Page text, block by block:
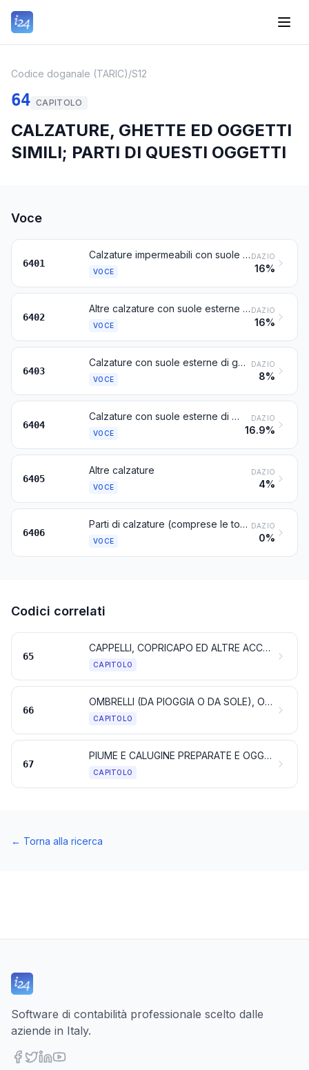
Codice doganale (TARIC)/S12
64 CAPITOLO
CALZATURE, GHETTE ED OGGETTI
SIMILI; PARTI DI QUESTI OGGETTI
Voce
6401
Calzature impermeabili con suole esterne e tomaie di gomma o di materia plastica, la cui tomaia non è stata né unita alla suola esterna mediante cucitura o con ribadini, chiodi, viti, naselli o dispositivi simili, né formata da differenti pezzi uniti con questi stessi procedimenti
VOCE
DAZIO
16%
6402
Altre calzature con suole esterne e tomaie di gomma o di materia plastica
VOCE
DAZIO
16%
6403
Calzature con suole esterne di gomma, di materia plastica, di cuoio naturale o ricostituito e con tomaie di cuoio naturale
VOCE
DAZIO
8%
6404
Calzature con suole esterne di gomma, di materia plastica, di cuoio naturale o ricostituito e con tomaie di materie tessili
VOCE
DAZIO
16.9%
6405
Altre calzature
VOCE
DAZIO
4%
6406
Parti di calzature (comprese le tomaie fissate a suole diverse dalle suole esterne); suole interne amovibili, tallonetti ed oggetti simili amovibili; ghette, gambali ed oggetti simili, e loro parti
VOCE
DAZIO
0%
Codici correlati
65
CAPPELLI, COPRICAPO ED ALTRE ACCONCIATURE; LORO PARTI
CAPITOLO
66
OMBRELLI (DA PIOGGIA O DA SOLE), OMBRELLONI, BASTONI DA PASSEGGIO, BASTONI-SEDILE, FRUSTE, FRUSTINI E LORO PARTI
CAPITOLO
67
PIUME E CALUGINE PREPARATE E OGGETTI DI PIUME O DI CALUGINE; FIORI ARTIFICIALI; LAVORI DI CAPELLI
CAPITOLO
← Torna alla ricerca
Software di contabilità professionale scelto dalle
aziende in Italy.